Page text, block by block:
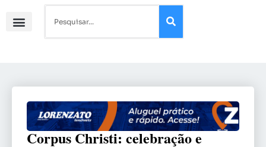
Corpus Christi: celebração e